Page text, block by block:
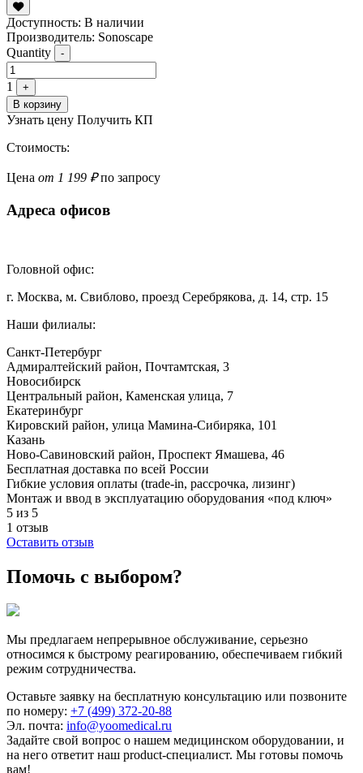
Доступность: В наличии
Производитель: Sonoscape
Quantity
-
1
+
В корзину
Узнать цену Получить КП
Стоимость:
Цена от 1 199 ₽по запросу
Адреса офисов
Головной офис:
г. Москва, м. Свиблово, проезд Серебрякова, д. 14, стр. 15
Наши филиалы:
Санкт-Петербург
Адмиралтейский район, ​Почтамтская, 3
Новосибирск
Центральный район, Каменская улица, 7
Екатеринбург
Кировский район, улица Мамина-Сибиряка, 101
Казань
Ново-Савиновский район, ​Проспект Ямашева, 46
Бесплатная доставка по всей России
Гибкие условия оплаты (trade-in, рассрочка, лизинг)
Монтаж и ввод в эксплуатацию оборудования «под ключ»
5 из 5
1 отзыв
Оставить отзыв
Помочь с выбором?
Мы предлагаем непрерывное обслуживание, серьезно
относимся к быстрому реагированию, обеспечиваем гибкий
режим сотрудничества.
Оставьте заявку на бесплатную консультацию или позвоните
по номеру: +7 (499) 372-20-88
Эл. почта: info@yoomedical.ru
Задайте свой вопрос о нашем медицинском оборудовании, и
на него ответит наш product-специалист. Мы готовы помочь
вам!